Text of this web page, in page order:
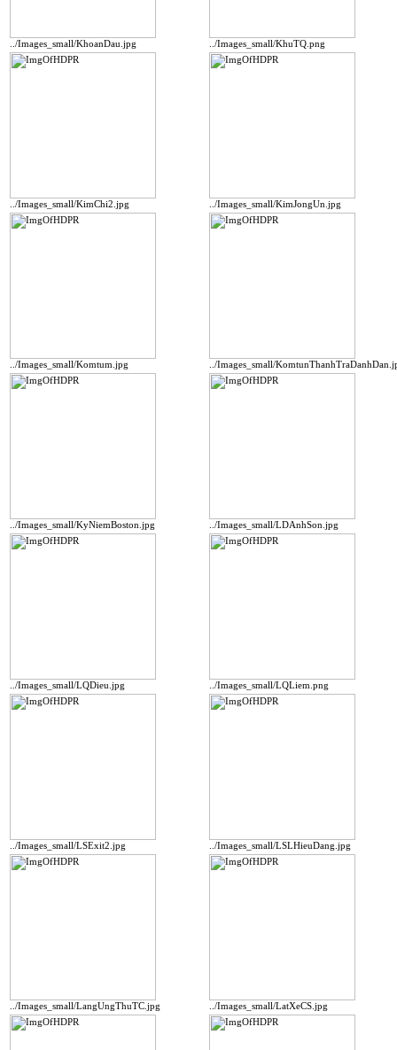
../Images_small/KhoanDau.jpg ../Images_small/KhuTQ.png
../Images_small/KimChi2.jpg ../Images_small/KimJongUn.jpg
../Images_small/Komtum.jpg ../Images_small/
../Images_small/KyNiemBoston.jpg ../Images_small/LDAnhSon.jpg
../Images_small/LQDieu.jpg ../Images_small/LQLiem.png
../Images_small/LSExit2.jpg ../Images_small/LSLHieuDang.jpg
../Images_small/LangUngThuTC.jpg ../Images_small/LatXeCS.jpg